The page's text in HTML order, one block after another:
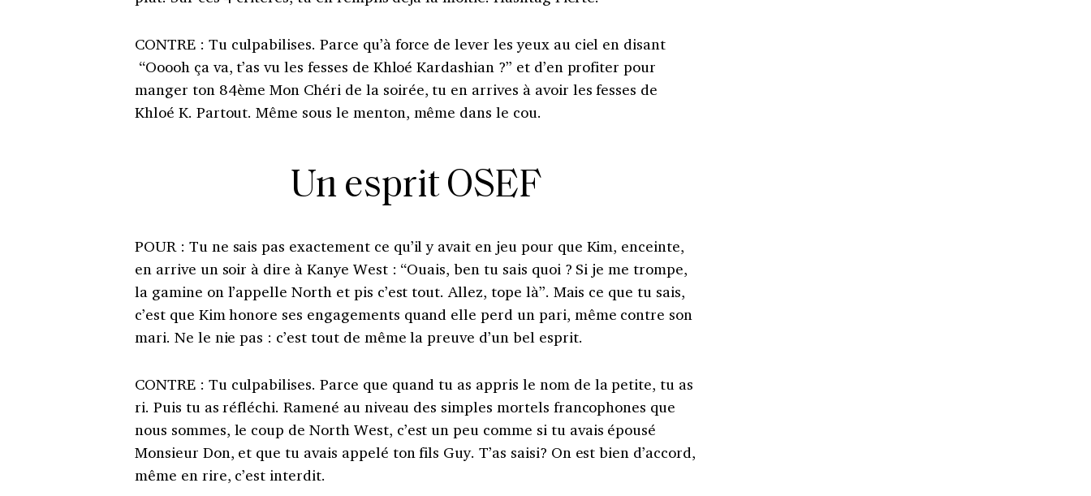
CONTRE: Tu culpabilises. Parce qu’à force de lever les yeux au ciel en disant
“Ooooh ça va, t’as vu les fesses de Khloé Kardashian ?” et d’en profiter pour
manger ton 84ème Mon Chéri de la soirée, tu en arrives à avoir les fesses de
Khloé K. Partout. Même sous le menton, même dans le cou.
Un esprit OSEF
POUR : Tu ne sais pas exactement ce qu’il y avait en jeu pour que Kim, enceinte,
en arrive un soir à dire à Kanye West : “Ouais, ben tu sais quoi ? Si je me trompe,
la gamine on l’appelle North et pis c’est tout. Allez, tope là”. Mais ce que tu sais,
c’est que Kim honore ses engagements quand elle perd un pari, même contre son
mari. Ne le nie pas : c’est tout de même la preuve d’un bel esprit.
CONTRE: Tu culpabilises. Parce que quand tu as appris le nom de la petite, tu as
ri. Puis tu as réfléchi. Ramené au niveau des simples mortels francophones que
nous sommes, le coup de North West, c’est un peu comme si tu avais épousé
Monsieur Don, et que tu avais appelé ton fils Guy. T’as saisi? On est bien d’accord,
même en rire, c’est interdit.